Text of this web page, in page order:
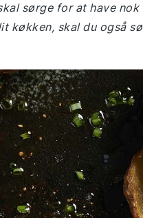
sørge for at have
køkken, skal du også